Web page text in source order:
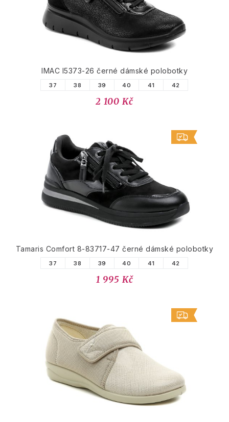
IMAC I5373-26 černé dámské polobotky
37 38 39 40 41 42
2 100 Kč
Tamaris Comfort 8-83717-47 černé dámské polobotky
37 38 39 40 41 42
1 995 Kč